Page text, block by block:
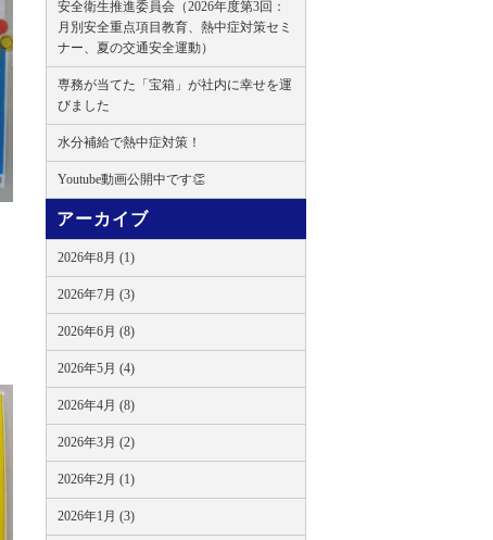
安全衛生推進委員会（2026年度第3回：
月別安全重点項目教育、熱中症対策セミ
ナー、夏の交通安全運動）
専務が当てた「宝箱」が社内に幸せを運
びました
水分補給で熱中症対策！
Youtube動画公開中です👏
アーカイブ
2026年8月 (1)
2026年7月 (3)
2026年6月 (8)
2026年5月 (4)
2026年4月 (8)
2026年3月 (2)
2026年2月 (1)
2026年1月 (3)